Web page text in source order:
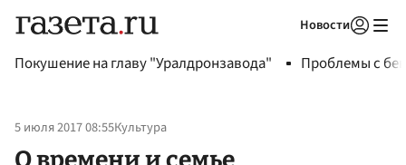
Новости
Покушение на главу "Уралдронзавода" Проблемы с
5 июля 2017 08:55Культура